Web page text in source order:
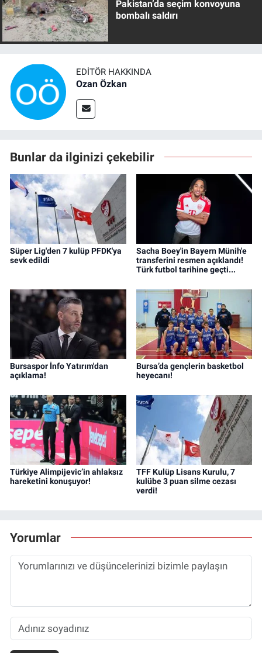
Pakistan’da seçim konvoyuna
bombalı saldırı
EDITÖR HAKKINDA
Ozan Özkan
Bunlar da ilginizi çekebilir
Süper Lig'den 7 kulüp PFDK'ya
sevk edildi
Sacha Boey'in Bayern Münih'e
transferini resmen açıklandı!
Türk futbol tarihine geçti...
Bursaspor İnfo Yatırım'dan
açıklama!
Bursa’da gençlerin basketbol
heyecanı!
Türkiye Alimpijevic’in ahlaksız
hareketini konuşuyor!
TFF Kulüp Lisans Kurulu, 7
kulübe 3 puan silme cezası
verdi!
Yorumlar